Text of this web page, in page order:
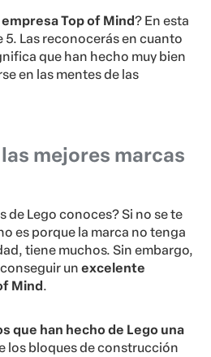
empresa Top of Mind? En esta
Las reconocerás en cuanto
que han hecho muy bien
en las mentes de las
las mejores marcas
Lego conoces? Si no se te
es porque la marca no tenga
tiene muchos. Sin embargo,
un excelente
Mind .
que han hecho de Lego una
los bloques de construcción